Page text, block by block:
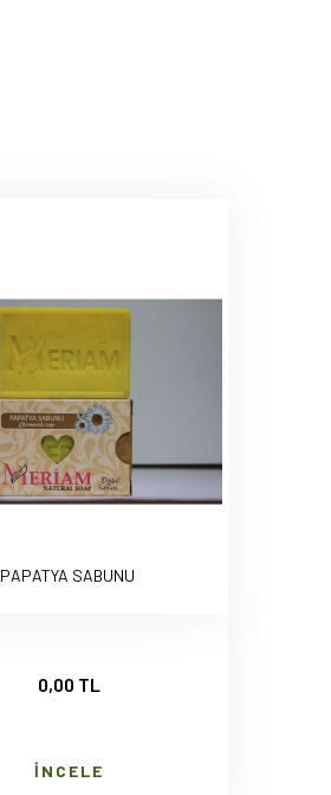
PAPATYA SABUNU
0,00 TL
İNCELE